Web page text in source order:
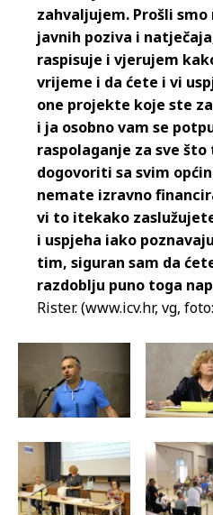
zahvaljujem. Prošli
javnih poziva i
raspisuje i vjerujem
vrijeme i da ćete i vi
one projekte koje ste
i ja osobno vam se
raspolaganje za sve
dogovoriti sa svim
nemate izravno
vi to itekako
i uspjeha iako
tim, siguran sam da
razdoblju puno toga
Rister. (www.icv.hr, vg,